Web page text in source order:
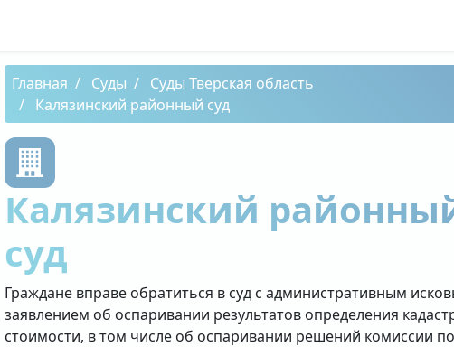
Главная Суды
Суды Тверская область
Калязинский районный суд
Калязинский
суд
Граждане вправе обратиться в суд с административным
заявлением об оспаривании результатов определения
стоимости, в том числе об оспаривании решений комиссии по